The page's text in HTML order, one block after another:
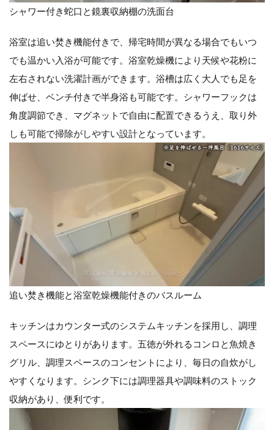
シャワー付き蛇口と鏡裏収納棚の洗面台
浴室は追い焚き機能付きで、帰宅時間が異なる場合でもいつ
でも温かい入浴が可能です。浴室乾燥機により天候や花粉に
左右されない洗濯計画ができます。浴槽は広く大人でも足を
伸ばせ、ベンチ付きで半身浴も可能です。シャワーフックは
角度調節でき、マグネットで自由に配置できるうえ、取り外
しも可能で掃除がしやすい設計となっています。
追い焚き機能と浴室乾燥機能付きのバスルーム
キッチンはカウンター式のシステムキッチンを採用し、調理
スペースにゆとりがあります。五徳が外れるコンロと魚焼き
グリル、調理スペースのコンセントにより、毎日の自炊がし
やすくなります。シンク下には調理器具や調味料のストック
収納があり、便利です。